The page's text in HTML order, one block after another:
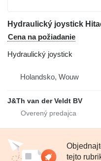
Cena na požiadanie
Hydraulický joystick
Holandsko, Wouw
J&Th van der Veldt BV
tejto